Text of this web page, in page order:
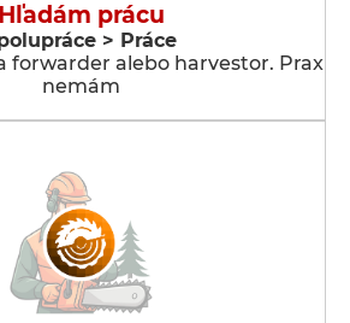
Hľadám prácu
> Práce
forwarder alebo harvestor. Prax
nemám